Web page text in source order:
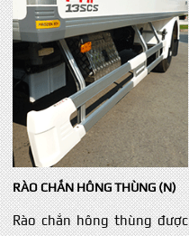
RÀO CHẮN HÔNG THÙNG (N)
Rào chắn hông thùng được